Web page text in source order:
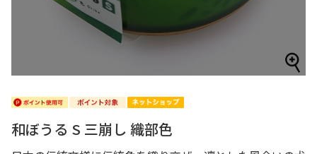
和ぼうる S 三崩し 織部色